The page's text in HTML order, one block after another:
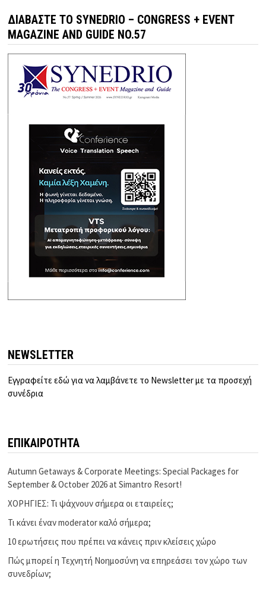
ΔΙΑΒΆΣΤΕ ΤΟ SYNEDRIO – CONGRESS + EVENT
MAGAZINE AND GUIDE NO.57
NEWSLETTER
Εγγραφείτε εδώ για να λαμβάνετε το Newsletter με τα προσεχή
συνέδρια
ΕΠΙΚΑΙΡΟΤΗΤΑ
Autumn Getaways & Corporate Meetings: Special Packages for
September & October 2026 at Simantro Resort!
ΧΟΡΗΓΙΕΣ: Τι ψάχνουν σήμερα οι εταιρείες;
Τι κάνει έναν moderator καλό σήμερα;
10 ερωτήσεις που πρέπει να κάνεις πριν κλείσεις χώρο
Πώς μπορεί η Τεχνητή Νοημοσύνη να επηρεάσει τον χώρο των
συνεδρίων;